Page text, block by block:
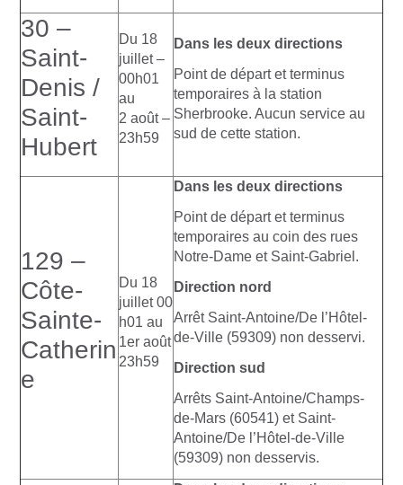
30 –
Saint-
Denis /
Saint-
Hubert
Du 18
juillet –
00h01
au
2 août –
23h59
Dans les deux directions
Point de départ et terminus
temporaires à la station
Sherbrooke. Aucun service au
sud de cette station.
129 –
Côte-
Sainte-
Catherin
e
Du 18
juillet 00
h01 au
1er août
23h59
Dans les deux directions
Point de départ et terminus
temporaires au coin des rues
Notre-Dame et Saint-Gabriel.
Direction nord
Arrêt Saint-Antoine/De l’Hôtel-
de-Ville (59309) non desservi.
Direction sud
Arrêts Saint-Antoine/Champs-
de-Mars (60541) et Saint-
Antoine/De l’Hôtel-de-Ville
(59309) non desservis.